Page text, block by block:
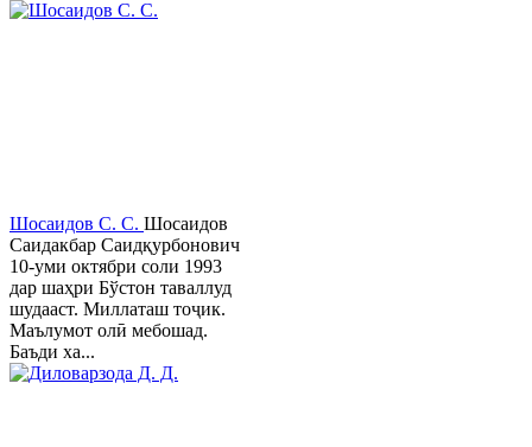
Шосаидов С. С. Шосаидов
Саидакбар Саидқурбонович
10-уми октябри соли 1993
дар шаҳри Бўстон таваллуд
шудааст. Миллаташ тоҷик.
Маълумот олӣ мебошад.
Баъди ха...